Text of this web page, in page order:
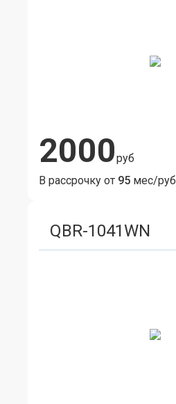
2000руб
В рассрочку от 95 мес/руб
QBR-1041WN